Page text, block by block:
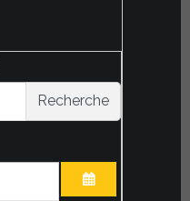
Recherche